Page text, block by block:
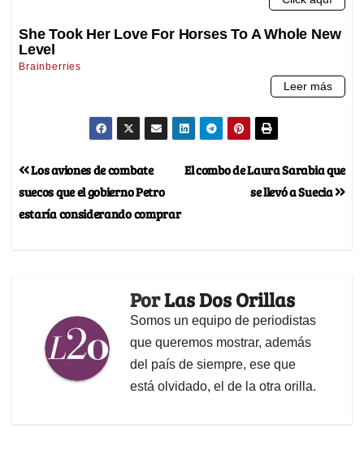
El combo de Laura Sarabia que
se llevó a Suecia
Los aviones de combate
suecos que el gobierno Petro
estaría considerando comprar
PorLas Dos Orillas
Somos un equipo de periodistas
que queremos mostrar, además
del país de siempre, ese que
está olvidado, el de la otra orilla.